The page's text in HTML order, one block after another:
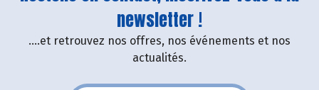
newsletter !
....et retrouvez nos offres, nos événements et nos
actualités.